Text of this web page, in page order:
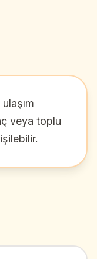
veya toplu